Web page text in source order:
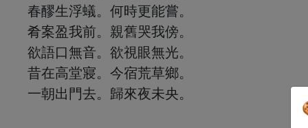
春醪生浮蟻。何時更能嘗。
肴案盈我前。親舊哭我傍。
欲語口無音。欲視眼無光。
昔在高堂寢。今宿荒草鄉。
一朝出門去。歸來夜未央。